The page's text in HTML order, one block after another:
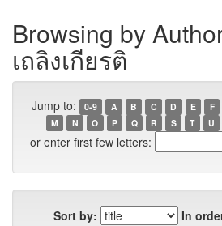
Browsing by
เถลิงเกียรติ
Jump to: 0-9 A B C D E F
M
N O P Q R S T U
or enter first few letters:
Sort by:
In